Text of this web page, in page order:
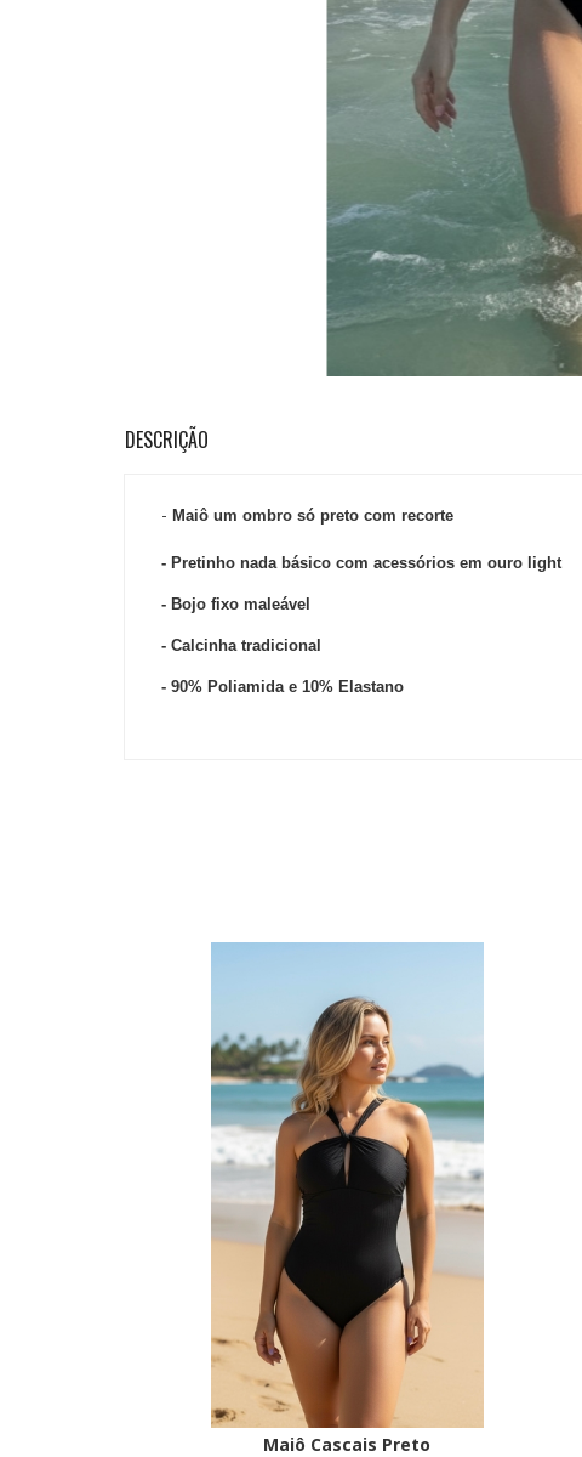
- Maiô um ombro só preto com recorte
- Pretinho nada básico com acessórios em ouro light
- Bojo fixo maleável
- Calcinha tradicional
- 90% Poliamida e 10% Elastano
Maiô Cascais Preto